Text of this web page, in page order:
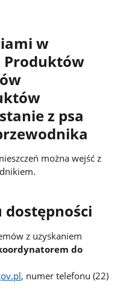
w
Produktów
z psa
można wejść z
dostępności
z uzyskaniem
do
, numer telefonu (22)